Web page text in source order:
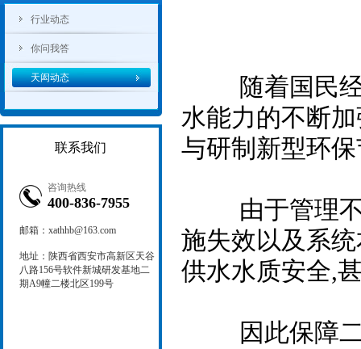
随着国民经
水能力的不断
与研制新型环
由于管理不
施失效以及系
供水水质安全,
因此保障二
行业动态
你问我答
天闳动态
联系我们
咨询热线
400-836-7955
邮箱：xathhb@163.com
地址：陕西省西安市高新区天谷
八路156号软件新城研发基地二
期A9幢二楼北区199号